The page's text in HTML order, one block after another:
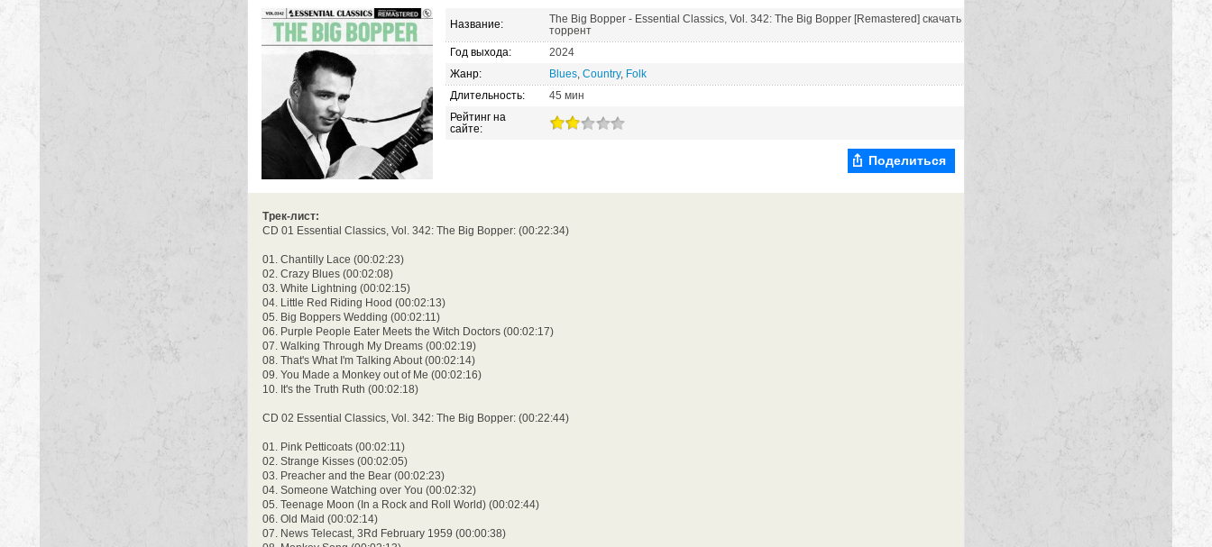
Название:
The Big Bopper - Essential Classics, Vol. 342: The Big Bopper [Remastered] скачать
торрент
Год выхода:
2024
Жанр:
Blues, Country, Folk
Длительность:
45 мин
Рейтинг на
сайте:
Поделиться
Трек-лист:
CD 01 Essential Classics, Vol. 342: The Big Bopper: (00:22:34)
01. Chantilly Lace (00:02:23)
02. Crazy Blues (00:02:08)
03. White Lightning (00:02:15)
04. Little Red Riding Hood (00:02:13)
05. Big Boppers Wedding (00:02:11)
06. Purple People Eater Meets the Witch Doctors (00:02:17)
07. Walking Through My Dreams (00:02:19)
08. That's What I'm Talking About (00:02:14)
09. You Made a Monkey out of Me (00:02:16)
10. It's the Truth Ruth (00:02:18)
CD 02 Essential Classics, Vol. 342: The Big Bopper: (00:22:44)
01. Pink Petticoats (00:02:11)
02. Strange Kisses (00:02:05)
03. Preacher and the Bear (00:02:23)
04. Someone Watching over You (00:02:32)
05. Teenage Moon (In a Rock and Roll World) (00:02:44)
06. Old Maid (00:02:14)
07. News Telecast, 3Rd February 1959 (00:00:38)